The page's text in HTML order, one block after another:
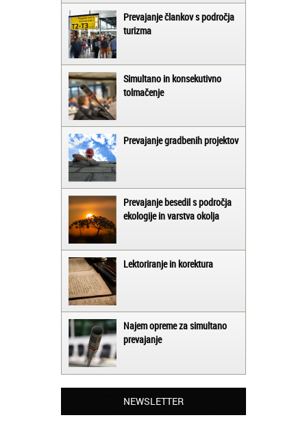
Prevajanje člankov s področja
turizma
Simultano in konsekutivno
tolmačenje
Prevajanje gradbenih projektov
Prevajanje besedil s področja
ekologije in varstva okolja
Lektoriranje in korektura
Najem opreme za simultano
prevajanje
NEWSLETTER
Matjaž iz Ajdovščine:
Lahko pohvalim vse zaposlene v Akademiji
Oxford, ker so resnično profesionalni in
prevajalske storitve opravljajo hitro in
učinkoviti.